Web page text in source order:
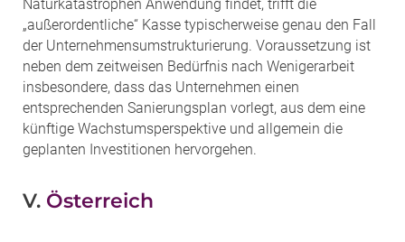
Naturkatastrophen Anwendung findet, trifft die
„außerordentliche“ Kasse typischerweise genau den Fall
der Unternehmensumstrukturierung. Voraussetzung ist
neben dem zeitweisen Bedürfnis nach Wenigerarbeit
insbesondere, dass das Unternehmen einen
entsprechenden Sanierungsplan vorlegt, aus dem eine
künftige Wachstumsperspektive und allgemein die
geplanten Investitionen hervorgehen.
V. Österreich